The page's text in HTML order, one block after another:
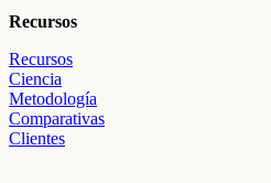
Recursos
Recursos
Ciencia
Metodología
Comparativas
Clientes